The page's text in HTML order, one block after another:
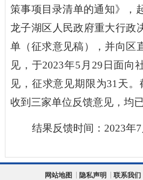
策事项目录清单的通知》，
龙子湖区人民政府重大行政
单（征求意见稿），并向区
见， 于2023年5月29日面向
见，征求意见期限为31天。
收到三家单位反馈意见，均已
结果反馈时间：2023年7
网站地图 隐私声明 联系我们